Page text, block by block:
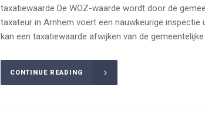
taxatiewaarde De WOZ-waarde wordt door de
taxateur in Arnhem voert een nauwkeurige
kan een taxatiewaarde afwijken van de gemeentelijke
CONTINUE READING